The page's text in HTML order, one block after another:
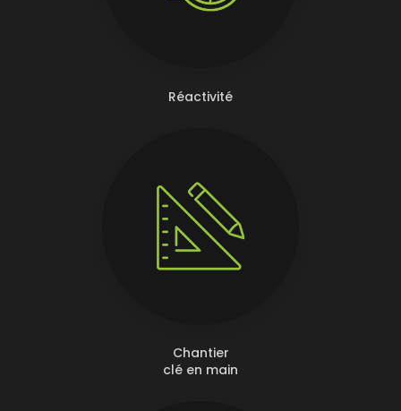
Réactivité
Chantier
clé en main